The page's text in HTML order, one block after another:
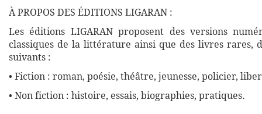
À PROPOS DES ÉDITIONS LIGARAN :
Les éditions LIGARAN proposent des versions
classiques de la littérature ainsi que des livres rares,
suivants :
• Fiction : roman, poésie, théâtre, jeunesse, policier,
• Non fiction : histoire, essais, biographies, pratiques.